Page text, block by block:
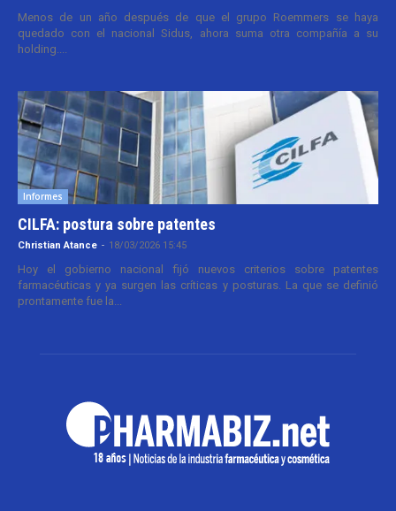
Menos de un año después de que el grupo Roemmers se haya
quedado con el nacional Sidus, ahora suma otra compañía a su
holding....
Informes
CILFA: postura sobre patentes
Christian Atance - 18/03/2026 15:45
Hoy el gobierno nacional fijó nuevos criterios sobre patentes
farmacéuticas y ya surgen las críticas y posturas. La que se definió
prontamente fue la...